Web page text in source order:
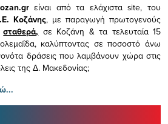
είναι από τα ελάχισταsite, του
Κοζάνης, με παραγωγή πρωτογενούς
σταθερά, σε Κοζάνη & τα τελευταία 15
καλύπτοντας σε ποσοστό άνω
δράσεις που λαμβάνουν χώρα στις
της Δ. Μακεδονίας;